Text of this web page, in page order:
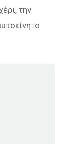
την